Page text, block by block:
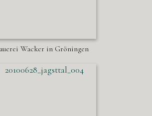
Wacker in Gröningen